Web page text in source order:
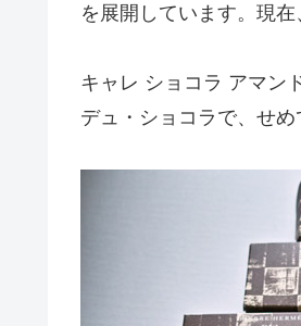
を展開しています。現
キャレ ショコラ アマン
デュ・ショコラで、せめ